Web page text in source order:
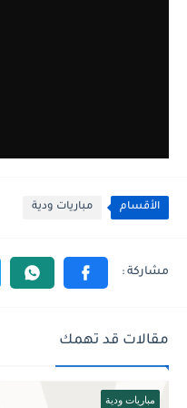
الأقسام مباريات ودية
مقالات قد تهمك
مباريات ودية